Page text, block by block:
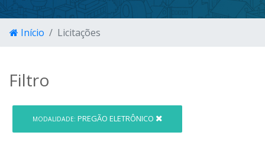
Início Licitações
Filtro
MODALIDADE: PREGÃO ELETRÔNICO